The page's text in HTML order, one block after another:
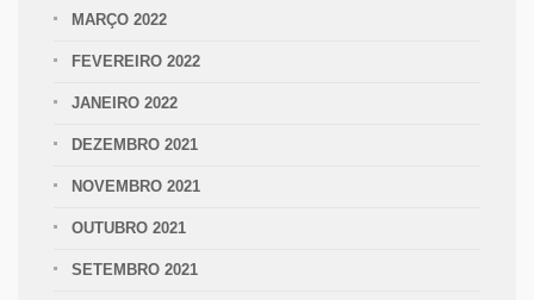
MARÇO 2022
FEVEREIRO 2022
JANEIRO 2022
DEZEMBRO 2021
NOVEMBRO 2021
OUTUBRO 2021
SETEMBRO 2021